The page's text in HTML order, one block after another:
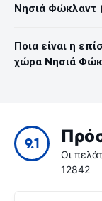
Νησιά Φώκλαντ
Ποια είναι η
χώρα Νησιά
9.1
Οι
12842